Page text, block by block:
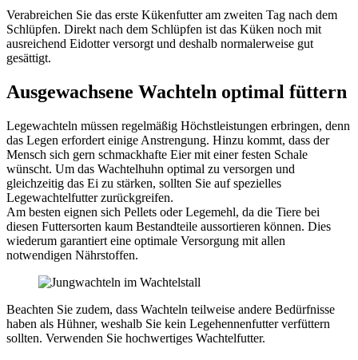
Verabreichen Sie das erste Kükenfutter am zweiten Tag nach dem
Schlüpfen. Direkt nach dem Schlüpfen ist das Küken noch mit
ausreichend Eidotter versorgt und deshalb normalerweise gut
gesättigt.
Ausgewachsene Wachteln optimal füttern
Legewachteln müssen regelmäßig Höchstleistungen erbringen, denn
das Legen erfordert einige Anstrengung. Hinzu kommt, dass der
Mensch sich gern schmackhafte Eier mit einer festen Schale
wünscht. Um das Wachtelhuhn optimal zu versorgen und
gleichzeitig das Ei zu stärken, sollten Sie auf spezielles
Legewachtelfutter zurückgreifen.
Am besten eignen sich Pellets oder Legemehl, da die Tiere bei
diesen Futtersorten kaum Bestandteile aussortieren können. Dies
wiederum garantiert eine optimale Versorgung mit allen
notwendigen Nährstoffen.
Beachten Sie zudem, dass Wachteln teilweise andere Bedürfnisse
haben als Hühner, weshalb Sie kein Legehennenfutter verfüttern
sollten. Verwenden Sie hochwertiges Wachtelfutter.